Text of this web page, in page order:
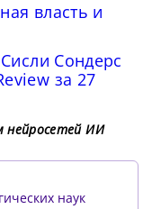
власть и
Сондерс
за 27
нейросетей ИИ
наук